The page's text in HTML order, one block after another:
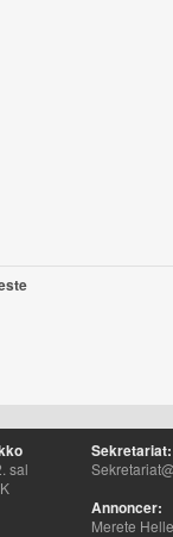
sal
Sekretariat:
Annoncer:
Merete